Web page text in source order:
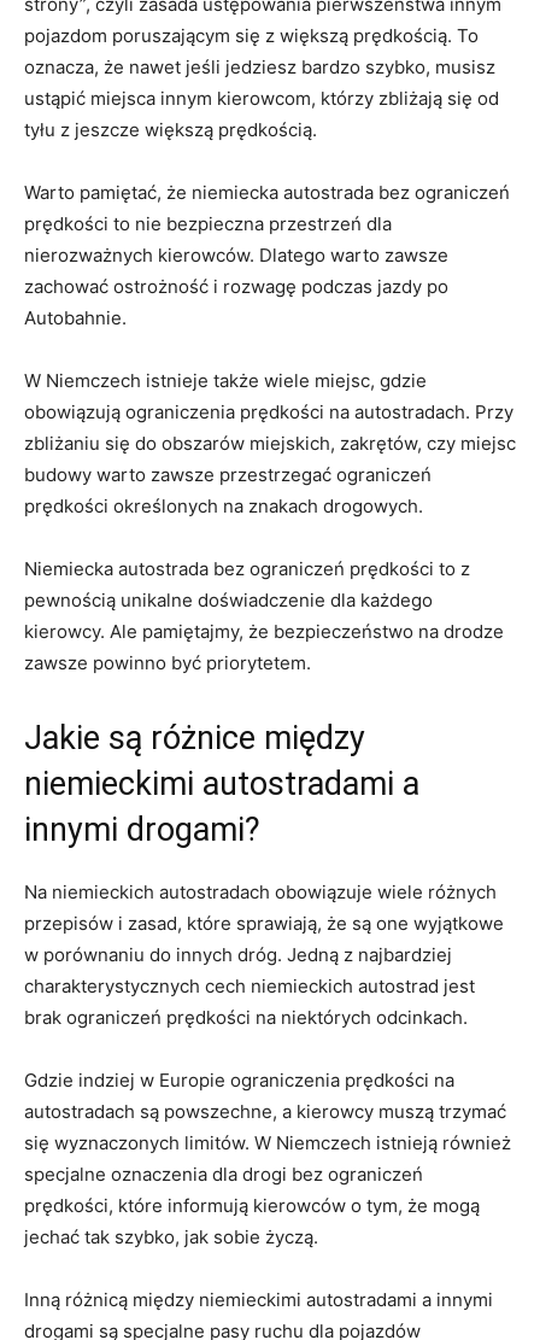
strony”, czyli zasada ustępowania ‌pierwszeństwa innym⁤
pojazdom⁣ poruszającym się‍ z⁢ większą prędkością. To
oznacza, że nawet jeśli ‍jedziesz bardzo szybko, musisz
ustąpić miejsca innym⁣ kierowcom, którzy​ zbliżają się od
tyłu‍ z jeszcze ‍większą prędkością.
Warto pamiętać, że niemiecka autostrada bez ograniczeń
‌prędkości to nie bezpieczna przestrzeń dla
nierozważnych ​kierowców. Dlatego warto zawsze
zachować ostrożność i rozwagę podczas jazdy po
Autobahnie.
W Niemczech istnieje także ⁤wiele miejsc, gdzie
obowiązują ograniczenia​ prędkości na‌ autostradach. ​Przy
zbliżaniu się do​ obszarów miejskich, zakrętów, czy miejsc
⁢budowy warto‍ zawsze‌ przestrzegać ograniczeń
prędkości określonych na znakach drogowych.
Niemiecka autostrada bez ograniczeń prędkości to z
pewnością unikalne doświadczenie ⁣dla każdego
kierowcy. Ale pamiętajmy, że bezpieczeństwo na drodze
zawsze powinno być priorytetem.
Jakie są różnice między
‌niemieckimi autostradami a
innymi drogami?
Na niemieckich autostradach obowiązuje⁣ wiele różnych
przepisów i​ zasad, które sprawiają, że są one wyjątkowe
w porównaniu do innych dróg. Jedną z ⁣najbardziej
charakterystycznych cech⁤ niemieckich ⁤autostrad jest
brak ograniczeń‌ prędkości na niektórych odcinkach.
Gdzie indziej w Europie ograniczenia prędkości​ na
autostradach są powszechne, a kierowcy muszą trzymać
się wyznaczonych limitów. W Niemczech istnieją ​również
specjalne‌ oznaczenia⁢ dla drogi‍ bez ograniczeń
prędkości, które‌ informują kierowców o tym,​ że mogą
jechać⁤ tak ⁤szybko, jak sobie życzą.
Inną różnicą między niemieckimi autostradami a innymi
drogami ⁣są specjalne pasy ruchu ​dla pojazdów